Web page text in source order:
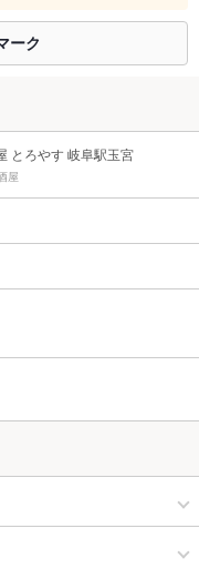
ーク
とろやす 岐阜駅玉宮
屋